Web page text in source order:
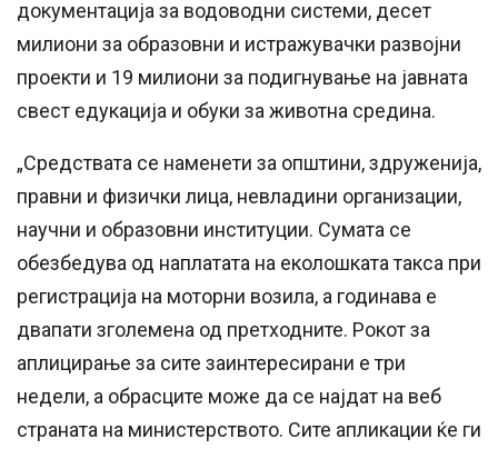
документација за водоводни системи, десет
милиони за образовни и истражувачки развојни
проекти и 19 милиони за подигнување на јавната
свест едукација и обуки за животна средина.
„Средствата се наменети за општини, здруженија,
правни и физички лица, невладини организации,
научни и образовни институции. Сумата се
обезбедува од наплатата на еколошката такса при
регистрација на моторни возила, а годинава е
двапати зголемена од претходните. Рокот за
аплицирање за сите заинтересирани е три
недели, а обрасците може да се најдат на веб
страната на министерството. Сите апликации ќе ги